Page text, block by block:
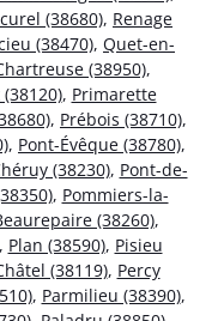
(38680), Renage
(38470), Quet-en-
(38950),
, Primarette
, Prébois (38710),
, Pont-Évêque (38780),
(38230), Pont-de-
, Pommiers-la-
(38260),
Plan (38590), Pisieu
(38119), Percy
, Parmilieu (38390),